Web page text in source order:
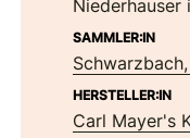
Niederhauser
SAMMLER:IN
HERSTELLER:IN
Carl Mayer's